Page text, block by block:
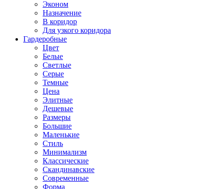
Эконом
Назначение
В коридор
Для узкого коридора
Гардеробные
Цвет
Белые
Светлые
Серые
Темные
Цена
Элитные
Дешевые
Размеры
Большие
Маленькие
Стиль
Минимализм
Классические
Скандинавские
Современные
Форма